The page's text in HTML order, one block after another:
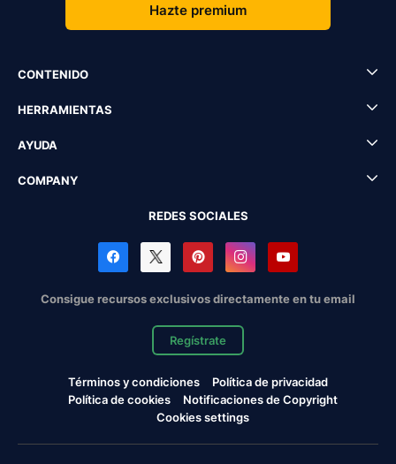
Hazte premium
CONTENIDO
HERRAMIENTAS
AYUDA
COMPANY
REDES SOCIALES
Consigue recursos exclusivos directamente en tu email
Regístrate
Términos y condiciones
Política de privacidad
Política de cookies
Notificaciones de Copyright
Cookies settings